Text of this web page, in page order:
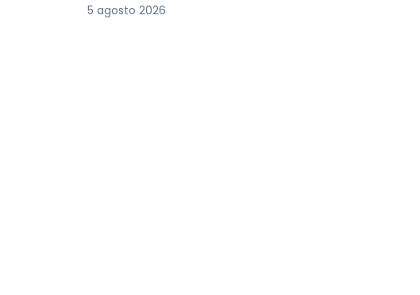
5 agosto 2026